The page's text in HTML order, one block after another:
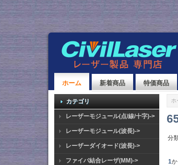
ホーム 新着商品 特価商品
カテゴリ
レーザーモジュール(点/線/十字)->
レーザーモジュール(波長)->
レーザーダイオード(波長)->
ファイバ結合レーザ(MM)->
ホ
分
1か